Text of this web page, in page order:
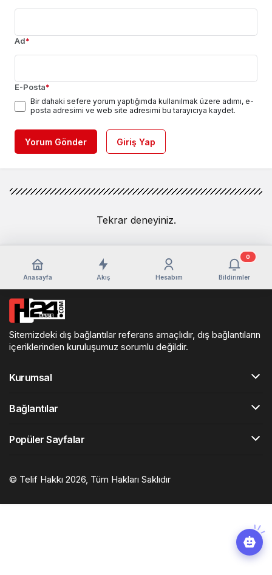
Ad*
E-Posta*
Bir dahaki sefere yorum yaptığımda kullanılmak üzere adımı, e-
posta adresimi ve web site adresimi bu tarayıcıya kaydet.
Yorum Gönder Giriş Yap
Tekrar deneyiniz.
Anasayfa Akış Hesabım Bildirimler
0
Sitemizdeki dış bağlantılar referans amaçlıdır, dış bağlantıların
içeriklerinden kuruluşumuz sorumlu değildir.
Kurumsal
Bağlantılar
Popüler Sayfalar
© Telif Hakkı 2026, Tüm Hakları Saklıdır